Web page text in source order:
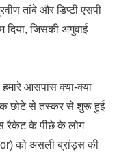
तांबे और डिप्टी एसपी
जिसकी अगुवाई
आसपास क्या-क्या
छोटे से तस्कर से शुरू हुई
रैकेट के पीछे के लोग
को असली ब्रांड्स की